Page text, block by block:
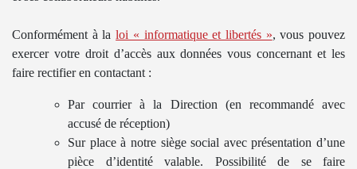
Conformément à laloi « informatique et libertés », vous pouvez
exercer votre droit d’accès aux données vous concernant et les
faire rectifier en contactant :
Par courrier à la Direction (en recommandé avec
accusé de réception)
Sur place à notre siège social avec présentation d’une
pièce d’identité valable. Possibilité de se faire